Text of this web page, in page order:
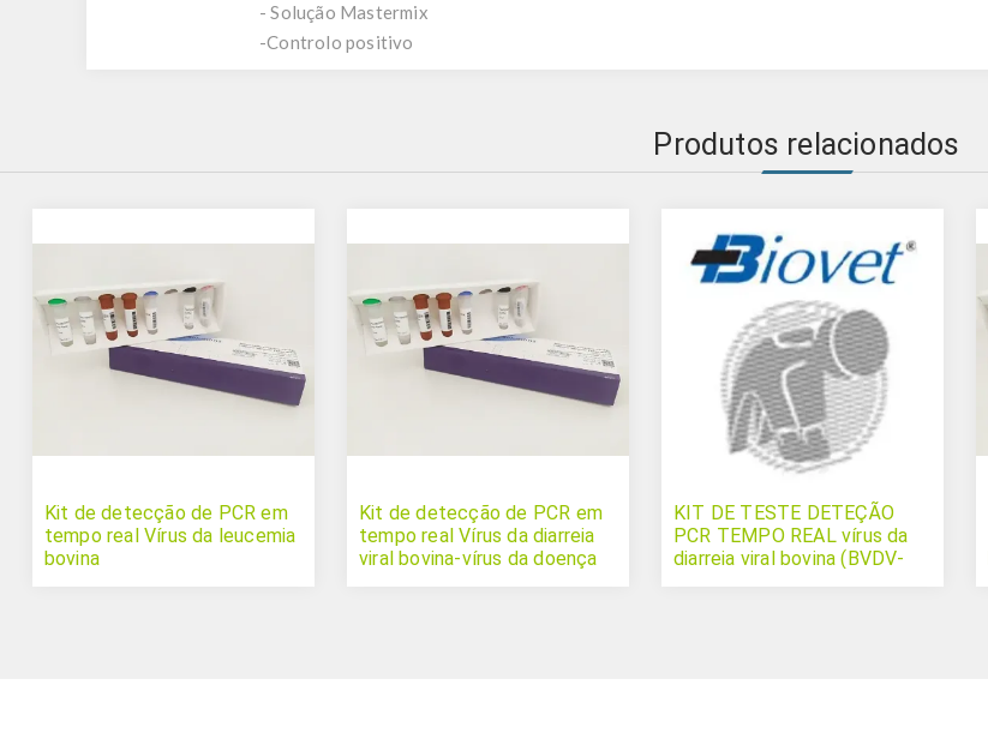
- Solução Mastermix
-Controlo positivo
Produtos relacionados
Kit de detecção de PCR em
tempo real Vírus da leucemia
bovina
Kit de detecção de PCR em
tempo real Vírus da diarreia
viral bovina-vírus da doença
KIT DE TESTE DETEÇÃO
PCR TEMPO REAL vírus da
diarreia viral bovina (BVDV-